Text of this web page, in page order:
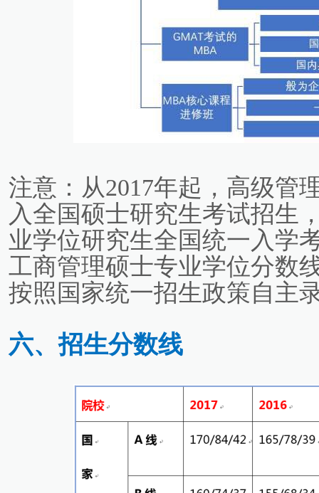
注意：从2017年起，高级管
入全国硕士研究生考试招生
业学位研究生全国统一入学
工商管理硕士专业学位分数
按照国家统一招生政策自主
六、招生分数线